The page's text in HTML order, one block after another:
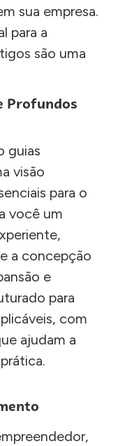
sua empresa.
para a
são uma
Profundos
guias
visão
para o
você um
a concepção
e
para
com
ajudam a